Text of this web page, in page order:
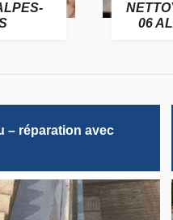
06
– réparation avec